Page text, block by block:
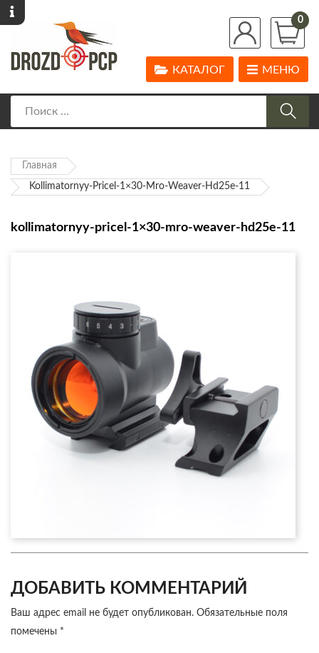
0
МЕНЮ
КАТАЛОГ
Главная
Kollimatornyy-Pricel-1×30-Mro-Weaver-Hd25e-11
kollimatornyy-pricel-1×30-mro-weaver-hd25e-11
ДОБАВИТЬ КОММЕНТАРИЙ
Ваш адрес email не будет опубликован. Обязательные поля
помечены *